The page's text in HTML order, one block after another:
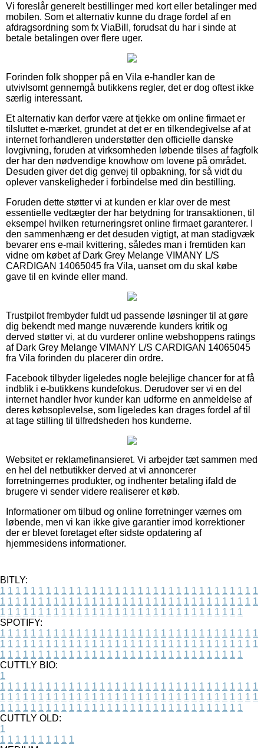
Vi foreslår generelt bestillinger med kort eller betalinger med
mobilen. Som et alternativ kunne du drage fordel af en
afdragsordning som fx ViaBill, forudsat du har i sinde at
betale betalingen over flere uger.
Forinden folk shopper på en Vila e-handler kan de
utvivlsomt gennemgå butikkens regler, det er dog oftest ikke
særlig interessant.
Et alternativ kan derfor være at tjekke om online firmaet er
tilsluttet e-mærket, grundet at det er en tilkendegivelse af at
internet forhandleren understøtter den officielle danske
lovgivning, foruden at virksomheden løbende tilses af fagfolk
der har den nødvendige knowhow om lovene på området.
Desuden giver det dig genvej til opbakning, for så vidt du
oplever vanskeligheder i forbindelse med din bestilling.
Foruden dette støtter vi at kunden er klar over de mest
essentielle vedtægter der har betydning for transaktionen, til
eksempel hvilken returneringsret online firmaet garanterer. I
den sammenhæng er det desuden vigtigt, at man stadigvæk
bevarer ens e-mail kvittering, således man i fremtiden kan
vidne om købet af Dark Grey Melange VIMANY L/S
CARDIGAN 14065045 fra Vila, uanset om du skal købe
gave til en kvinde eller mand.
Trustpilot frembyder fuldt ud passende løsninger til at gøre
dig bekendt med mange nuværende kunders kritik og
derved støtter vi, at du vurderer online webshoppens ratings
af Dark Grey Melange VIMANY L/S CARDIGAN 14065045
fra Vila forinden du placerer din ordre.
Facebook tilbyder ligeledes nogle belejlige chancer for at få
indblik i e-butikkens kundefokus. Derudover ser vi en del
internet handler hvor kunder kan udforme en anmeldelse af
deres købsoplevelse, som ligeledes kan drages fordel af til
at tage stilling til tilfredsheden hos kunderne.
Websitet er reklamefinansieret. Vi arbejder tæt sammen med
en hel del netbutikker derved at vi annoncerer
forretningernes produkter, og indhenter betaling ifald de
brugere vi sender videre realiserer et køb.
Informationer om tilbud og online forretninger værnes om
løbende, men vi kan ikke give garantier imod korrektioner
der er blevet foretaget efter sidste opdatering af
hjemmesidens informationer.
BITLY:
1 1 1 1 1 1 1 1 1 1 1 1 1 1 1 1 1 1 1 1 1 1 1 1 1 1 1 1 1 1 1 1 1 1
1 1 1 1 1 1 1 1 1 1 1 1 1 1 1 1 1 1 1 1 1 1 1 1 1 1 1 1 1 1 1 1 1 1
1 1 1 1 1 1 1 1 1 1 1 1 1 1 1 1 1 1 1 1 1 1 1 1 1 1 1 1 1 1 1 1
SPOTIFY:
1 1 1 1 1 1 1 1 1 1 1 1 1 1 1 1 1 1 1 1 1 1 1 1 1 1 1 1 1 1 1 1 1 1
1 1 1 1 1 1 1 1 1 1 1 1 1 1 1 1 1 1 1 1 1 1 1 1 1 1 1 1 1 1 1 1 1 1
1 1 1 1 1 1 1 1 1 1 1 1 1 1 1 1 1 1 1 1 1 1 1 1 1 1 1 1 1 1 1 1
CUTTLY BIO:
1
1 1 1 1 1 1 1 1 1 1 1 1 1 1 1 1 1 1 1 1 1 1 1 1 1 1 1 1 1 1 1 1 1 1
1 1 1 1 1 1 1 1 1 1 1 1 1 1 1 1 1 1 1 1 1 1 1 1 1 1 1 1 1 1 1 1 1 1
1 1 1 1 1 1 1 1 1 1 1 1 1 1 1 1 1 1 1 1 1 1 1 1 1 1 1 1 1 1 1 1
CUTTLY OLD:
1
1 1 1 1 1 1 1 1 1 1